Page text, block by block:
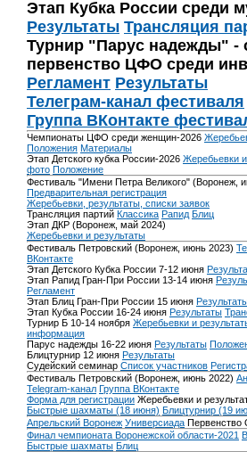
Этап Кубка России среди
Результаты Трансляция
Турнир "Парус надежды" -
первенство ЦФО среди
Регламент Результаты
Телеграм-канал фестиваля
Группа ВКонтакте
Чемпионаты ЦФО среди женщин-2026
Положения Материалы
Этап Детского кубка России-2026 Жеребьевки
фото Положение
Фестиваль "Имени Петра Великого" (Воронеж,
Предварительная регистрация
Жеребьевки, результаты, списки заявок
Трансляция партий Классика Рапид Блиц
Этап ДКР (Воронеж, май 2024)
Жеребьевки и результаты
Фестиваль Петровский (Воронеж, июнь 2023)
ВКонтакте
Этап Детского Кубка России 7-12 июня
Этап Рапид Гран-При России 13-14 июня
Регламент
Этап Блиц Гран-При России 15 июня
Этап Кубка России 16-24 июня Результаты
Турнир Б 10-14 ноября Жеребьевки и
информация
Парус надежды 16-22 июня Результаты
Блицтурнир 12 июня Результаты
Судейский семинар Список участников
Фестиваль Петровский (Воронеж, июнь 2022)
Telegram-канал Группа ВКонтакте
Форма для регистрации Жеребьевки и
Быстрые шахматы (18 июня) Блицтурнир (19
Апрельский Воронеж Универсиада
Финал чемпионата Воронежской области-2021
Быстрые шахматы Блиц